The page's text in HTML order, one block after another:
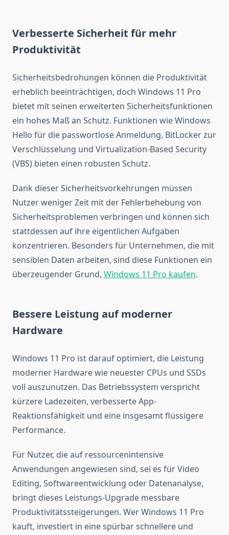
Verbesserte Sicherheit für mehr
Produktivität
Sicherheitsbedrohungen können die Produktivität
erheblich beeinträchtigen, doch Windows 11 Pro
bietet mit seinen erweiterten Sicherheitsfunktionen
ein hohes Maß an Schutz. Funktionen wie Windows
Hello für die passwortlose Anmeldung, BitLocker zur
Verschlüsselung und Virtualization-Based Security
(VBS) bieten einen robusten Schutz.
Dank dieser Sicherheitsvorkehrungen müssen
Nutzer weniger Zeit mit der Fehlerbehebung von
Sicherheitsproblemen verbringen und können sich
stattdessen auf ihre eigentlichen Aufgaben
konzentrieren. Besonders für Unternehmen, die mit
sensiblen Daten arbeiten, sind diese Funktionen ein
überzeugender Grund, Windows 11 Pro kaufen.
Bessere Leistung auf moderner
Hardware
Windows 11 Pro ist darauf optimiert, die Leistung
moderner Hardware wie neuester CPUs und SSDs
voll auszunutzen. Das Betriebssystem verspricht
kürzere Ladezeiten, verbesserte App-
Reaktionsfähigkeit und eine insgesamt flüssigere
Performance.
Für Nutzer, die auf ressourcenintensive
Anwendungen angewiesen sind, sei es für Video
Editing, Softwareentwicklung oder Datenanalyse,
bringt dieses Leistungs-Upgrade messbare
Produktivitätssteigerungen. Wer Windows 11 Pro
kauft, investiert in eine spürbar schnellere und